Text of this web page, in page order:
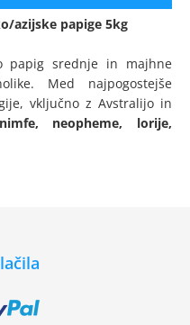
azijske papige 5kg
papig srednje in majhne
Med najpogostejše
vključno z Avstralijo in
neopheme, lorije,